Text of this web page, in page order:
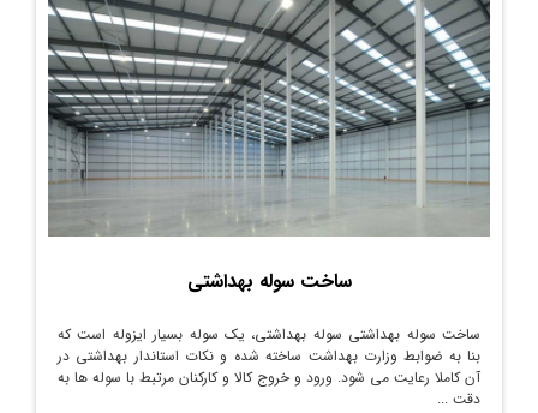
ساخت سوله بهداشتی
ساخت سوله بهداشتی سوله بهداشتی، یک سوله بسیار ایزوله است که
بنا به ضوابط وزارت بهداشت ساخته شده و نکات استاندار بهداشتی در
آن کاملا رعایت می­ شود. ورود و خروج کالا و کارکنان مرتبط با سوله­ ها به
دقت ...